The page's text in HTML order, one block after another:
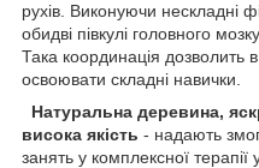
рухів. Виконуючи нескладні
обидві півкулі головного
Така координація
освоювати складні навички.
Натуральна деревина,
висока якість - надають
занять у комплексної терапії